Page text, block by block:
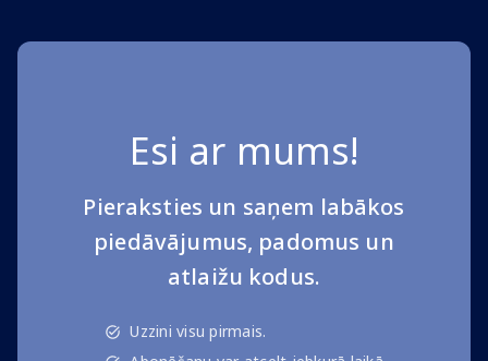
Esi ar mums!
Pieraksties un saņem labākos
piedāvājumus, padomus un
atlaižu kodus.
Uzzini visu pirmais.